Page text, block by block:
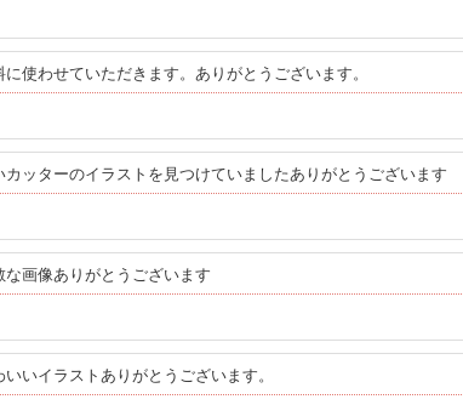
に使わせていただきます。ありがとうございます。
カッターのイラストを見つけていましたありがとうございます
な画像ありがとうございます
いいイラストありがとうございます。